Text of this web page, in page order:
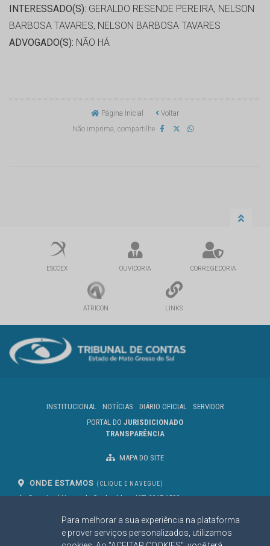
Para melhorar a sua experiência na plataforma
e prover serviços personalizados, utilizamos
INTERESSADO(S): GERALDO RESENDE PEREIRA, NELSON
BARBOSA TAVARES, NELSON BARBOSA TAVARES
ADVOGADO(S): NÃO HÁ
Página Inicial
Voltar
Não imprima, compartilhe
ESCOEX OUVIDORIA CORREGEDORIA
ATRICON LINKS
INSTITUCIONAL NOTÍCIAS DIÁRIO OFICIAL
SERVIDOR
PORTAL DO JURISDICIONADO
TRANSPARÊNCIA
MAPA DO SITE
ONDE ESTAMOS (CLIQUE E NAVEGUE)
Av. Des. José Nunes da Cunha, bloco
Campo Grande/MS
CEP: 79031-310
(67) 3317-1500